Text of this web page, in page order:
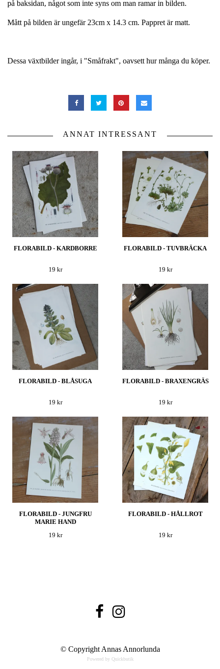
på baksidan, något som inte syns om man ramar in bilden.
Mått på bilden är ungefär 23cm x 14.3 cm. Pappret är matt.
Dessa växtbilder ingår, i "Småfrakt", oavsett hur många du köper.
ANNAT INTRESSANT
FLORABILD - KARDBORRE
19 kr
FLORABILD - TUVBRÄCKA
19 kr
FLORABILD - BLÅSUGA
19 kr
FLORABILD - BRAXENGRÄS
19 kr
FLORABILD - JUNGFRU
MARIE HAND
19 kr
FLORABILD - HÅLLROT
19 kr
© Copyright Annas Annorlunda
Powered by Quickbutik